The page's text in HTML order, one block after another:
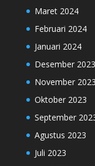
Maret 2024
Februari 2024
Januari 2024
Desember 2023
November 2023
Oktober 2023
September
Agustus 2023
Juli 2023